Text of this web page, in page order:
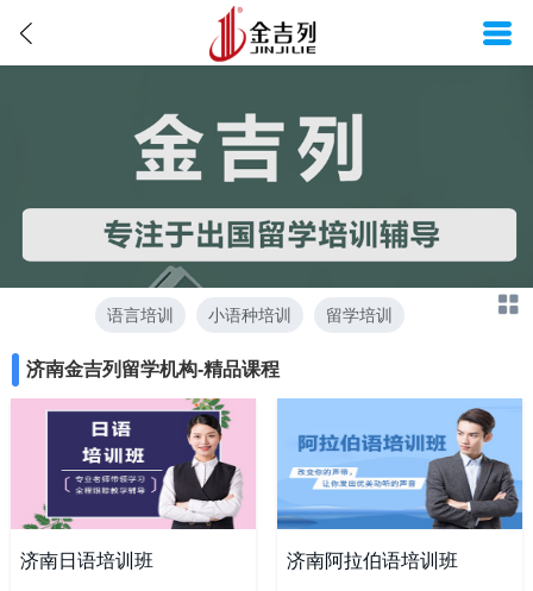
语言培训 小语种培训 留学培训
济南金吉列留学机构-精品课程
济南日语培训班 济南阿拉伯语培训班